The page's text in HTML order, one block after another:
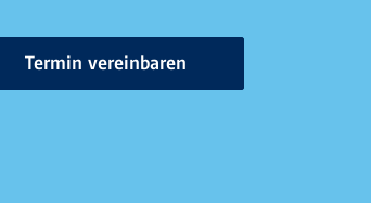
Termin vereinbaren